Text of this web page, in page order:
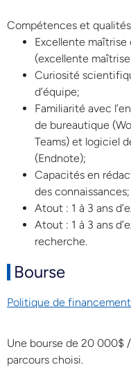
Compétences et
Excellente maîtrise
(excellente
Curiosité
d’équipe;
Familiarité avec
de bureautique
Teams) et logiciel
(Endnote);
Capacités en
des connaissances;
Atout : 1 à 3 ans
Atout : 1 à 3 ans
recherche.
Bourse
Politique de
Une bourse de 20 000$
parcours choisi.